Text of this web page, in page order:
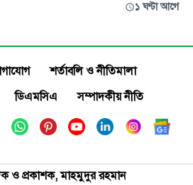
১ ঘণ্টা আগে
শর্তাবলি ও নীতিমালা
ডিএমসিএ সম্পাদকীয় নীতি
ও প্রকাশক, মাহমুদুর রহমান